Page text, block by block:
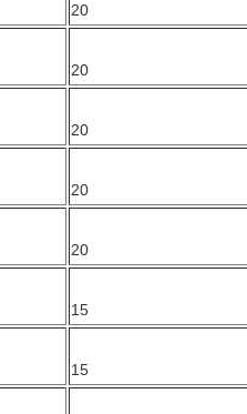
20
20
20
20
20
15
15